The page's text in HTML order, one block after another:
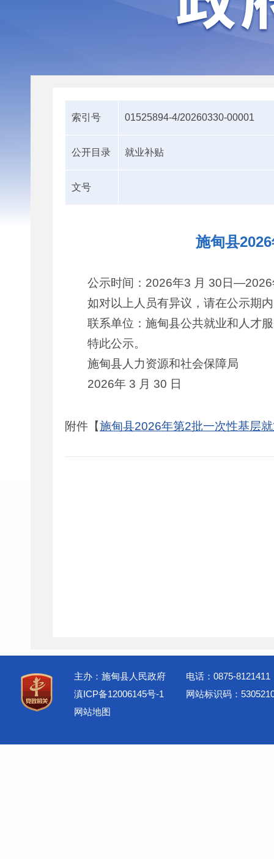
索引号 01525894-4/20260330-00001
公开目录 就业补贴
文号
施甸县
公示时间：2026年3 月 30日—2026
如对以上人员有异议，请在公示期
联系单位：施甸县公共就业和人才
特此公示。
施甸县人力资源和社会保障局
2026年 3 月 30 日
附件【施甸县2026年第2批一次性基层
主办：施甸县人民政府
电话：0875-8121411
滇ICP备12006145号-1
网站标识码：
网站地图